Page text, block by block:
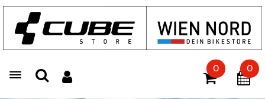
Toggle navigation
0 0